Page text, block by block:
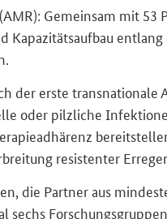
Ge­mein­sam mit 53
Ka­pa­zi­täts­auf­bau
der erste trans­na­tio­na­le
oder pilz­li­che
re­sis­ten­ter
die Part­ner aus
sechs